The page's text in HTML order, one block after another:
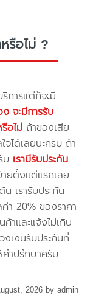
รือไม่ ?
การแต่ก็จะมี
ง จะมีการรับ
อไม่ ถ้าของเสีย
ได้เลยนะครับ ถ้า
บ เรามีรับประกัน
ยตั้งแต่แรกเลย
เรารับประกัน
า 20% ของราคา
าและแจ้งไม่เกิน
เงินรับประกันที่
คำปรึกษาครับ
2026 by admin